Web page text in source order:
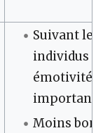
Suivant les
individus :
émotivité
importante
Moins